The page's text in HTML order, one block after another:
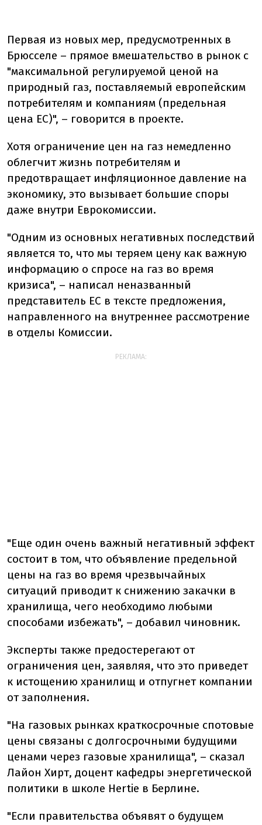
Первая из новых мер, предусмотренных в
Брюсселе – прямое вмешательство в рынок с
"максимальной регулируемой ценой на
природный газ, поставляемый европейским
потребителям и компаниям (предельная
цена ЕС)", – говорится в проекте.
Хотя ограничение цен на газ немедленно
облегчит жизнь потребителям и
предотвращает инфляционное давление на
экономику, это вызывает большие споры
даже внутри Еврокомиссии.
"Одним из основных негативных последствий
является то, что мы теряем цену как важную
информацию о спросе на газ во время
кризиса", – написал неназванный
представитель ЕС в тексте предложения,
направленного на внутреннее рассмотрение
в отделы Комиссии.
РЕКЛАМА:
"Еще один очень важный негативный эффект
состоит в том, что объявление предельной
цены на газ во время чрезвычайных
ситуаций приводит к снижению закачки в
хранилища, чего необходимо любыми
способами избежать", – добавил чиновник.
Эксперты также предостерегают от
ограничения цен, заявляя, что это приведет
к истощению хранилищ и отпугнет компании
от заполнения.
"На газовых рынках краткосрочные спотовые
цены связаны с долгосрочными будущими
ценами через газовые хранилища", – сказал
Лайон Хирт, доцент кафедры энергетической
политики в школе Hertie в Берлине.
"Если правительства объявят о будущем